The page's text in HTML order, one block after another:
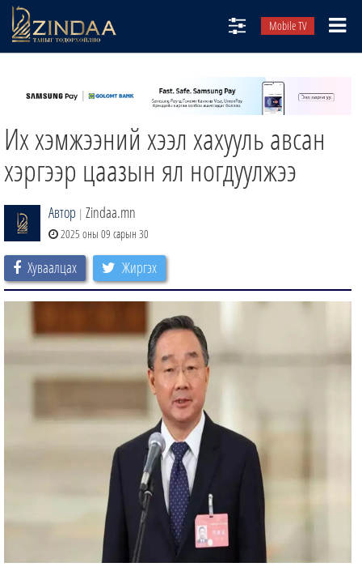
Mobile TV
ТВ8
ӨГЛӨӨНИЙ СОНИН
ЗИНДАА СЭТГҮҮЛ
Их хэмжээний хээл хахууль авсан
хэргээр цаазын ял ногдуулжээ
Автор | Zindaa.mn
2025 оны 09 сарын 30
Хуваалцах Жиргэх